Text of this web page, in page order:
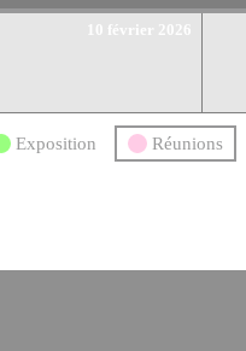
10 février 2026
Exposition Réunions